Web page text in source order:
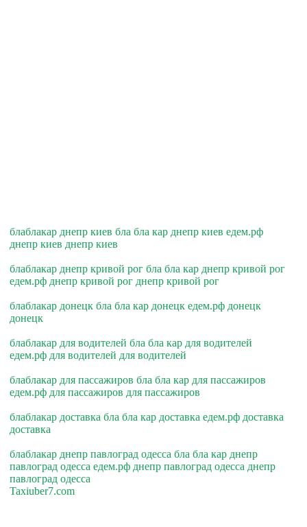
блаблакар днепр киев бла бла кар днепр киев едем.рф
днепр киев днепр киев
блаблакар днепр кривой рог бла бла кар днепр кривой рог
едем.рф днепр кривой рог днепр кривой рог
блаблакар донецк бла бла кар донецк едем.рф донецк
донецк
блаблакар для водителей бла бла кар для водителей
едем.рф для водителей для водителей
блаблакар для пассажиров бла бла кар для пассажиров
едем.рф для пассажиров для пассажиров
блаблакар доставка бла бла кар доставка едем.рф доставка
доставка
блаблакар днепр павлоград одесса бла бла кар днепр
павлоград одесса едем.рф днепр павлоград одесса днепр
павлоград одесса
Taxiuber7.com